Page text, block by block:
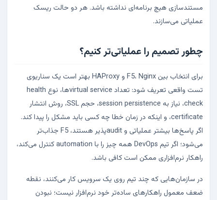
مستندسازی هیچ برنامه‌ای نداشته باشد. هر دو حالت ریسک
عملیاتی می‌سازند.
چطور تصمیم را عملیاتی‌تر کنیم؟
برای انتخاب بین F5، Nginx و HAProxy بهتر است یک سناریوی
تست واقعی تعریف شود: تعداد virtual serviceها، نوع health
check، نیاز به session persistence، حجم SSL، روش انتشار
certificate، و اینکه در زمان خطا چه کسی باید مشکل را پیدا کند.
اگر پاسخ‌ها بیشتر عملیاتی و auditپذیر هستند، F5 جذاب‌تر
می‌شود؛ اگر تیم DevOps همه چیز را با automation کنترل می‌کند،
راهکار نرم‌افزاری ممکن است کافی باشد.
در سازمان‌هایی که چند تیم روی یک سرویس کار می‌کنند، نقطه
ضعف معمول راهکارهای ساده‌تر خود نرم‌افزار نیست؛ نبودن